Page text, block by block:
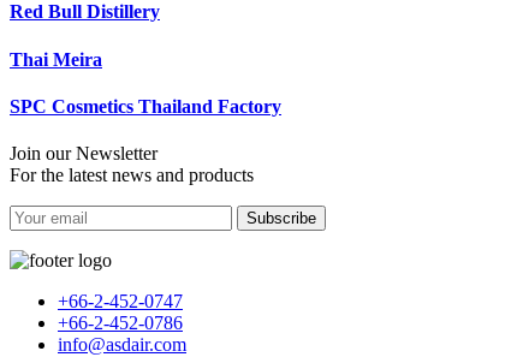
Red Bull Distillery
Thai Meira
SPC Cosmetics Thailand Factory
Join our Newsletter
For the latest news and products
Subscribe
+66-2-452-0747
+66-2-452-0786
info@asdair.com